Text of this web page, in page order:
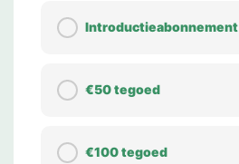
Introductieabonnement
€50 tegoed
€100 tegoed